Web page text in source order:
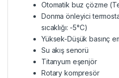
Otomatik buz çözme
Donma önleyici
sıcaklığı: -5°C)
Yüksek-Düşük basınç
Su akış senorü
Titanyum eşenjör
Rotary kompresör